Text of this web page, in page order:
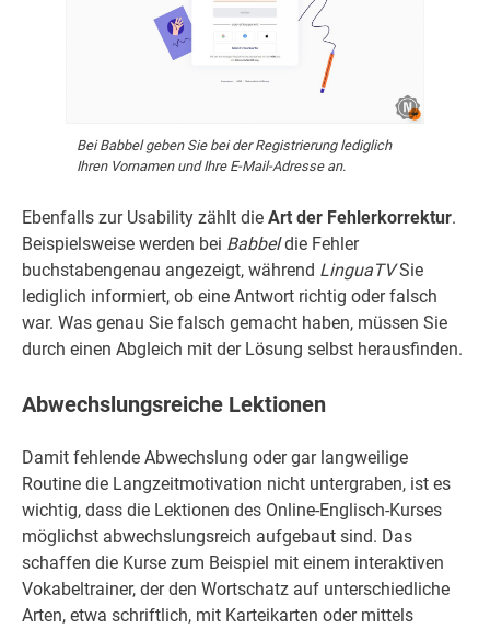
Bei Babbel geben Sie bei der Registrierung lediglich
Ihren Vornamen und Ihre E-Mail-Adresse an.
Ebenfalls zur Usability zählt die Art der Fehlerkorrektur.
Beispielsweise werden bei Babbeldie Fehler
buchstabengenau angezeigt, während LinguaTVSie
lediglich informiert, ob eine Antwort richtig oder falsch
war. Was genau Sie falsch gemacht haben, müssen Sie
durch einen Abgleich mit der Lösung selbst herausfinden.
Abwechslungsreiche Lektionen
Damit fehlende Abwechslung oder gar langweilige
Routine die Langzeitmotivation nicht untergraben, ist es
wichtig, dass die Lektionen des Online-Englisch-Kurses
möglichst abwechslungsreich aufgebaut sind. Das
schaffen die Kurse zum Beispiel mit einem interaktiven
Vokabeltrainer, der den Wortschatz auf unterschiedliche
Arten, etwa schriftlich, mit Karteikarten oder mittels